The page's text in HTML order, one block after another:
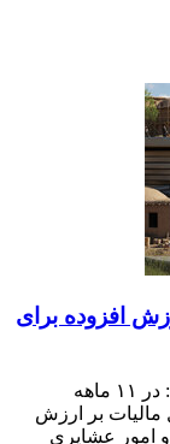
افزوده برای
مدیرکل امور مالیاتی استان کرمان گفت: در ۱۱ ‌ماهه
محل مالیات بر ارزش
امور عشایری